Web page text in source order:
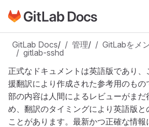
メインコンテンツにスキップ
GitLabドキュメントのホームページに
GitLab Docs/ 管理/ GitLabをメ
gitlab-sshd
正式なドキュメントは英語版であり
援翻訳により作成された参考用のもの
部の内容は人間によるレビューがまだ
め、翻訳のタイミングにより英語版と
ことがあります。最新かつ正確な情報